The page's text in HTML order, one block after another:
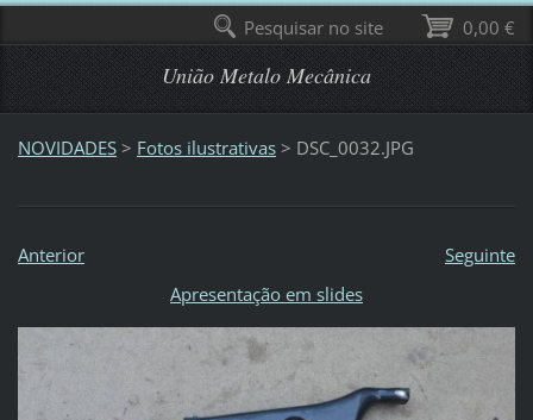
União Metalo Mecânica
NOVIDADES > Fotos ilustrativas > DSC_0032.JPG
Anterior
Seguinte
Apresentação em slides
0,00 €
Pesquisar no site